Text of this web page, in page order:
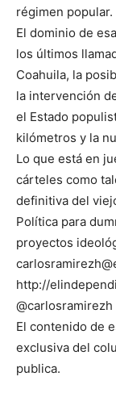
régimen popular.
El dominio de
los últimos
Coahuila, la
la intervención
el Estado
kilómetros y la
Lo que está en
cárteles como
definitiva del
Política para
proyectos
http://
@carlosramirezh
El contenido de
exclusiva del
publica.